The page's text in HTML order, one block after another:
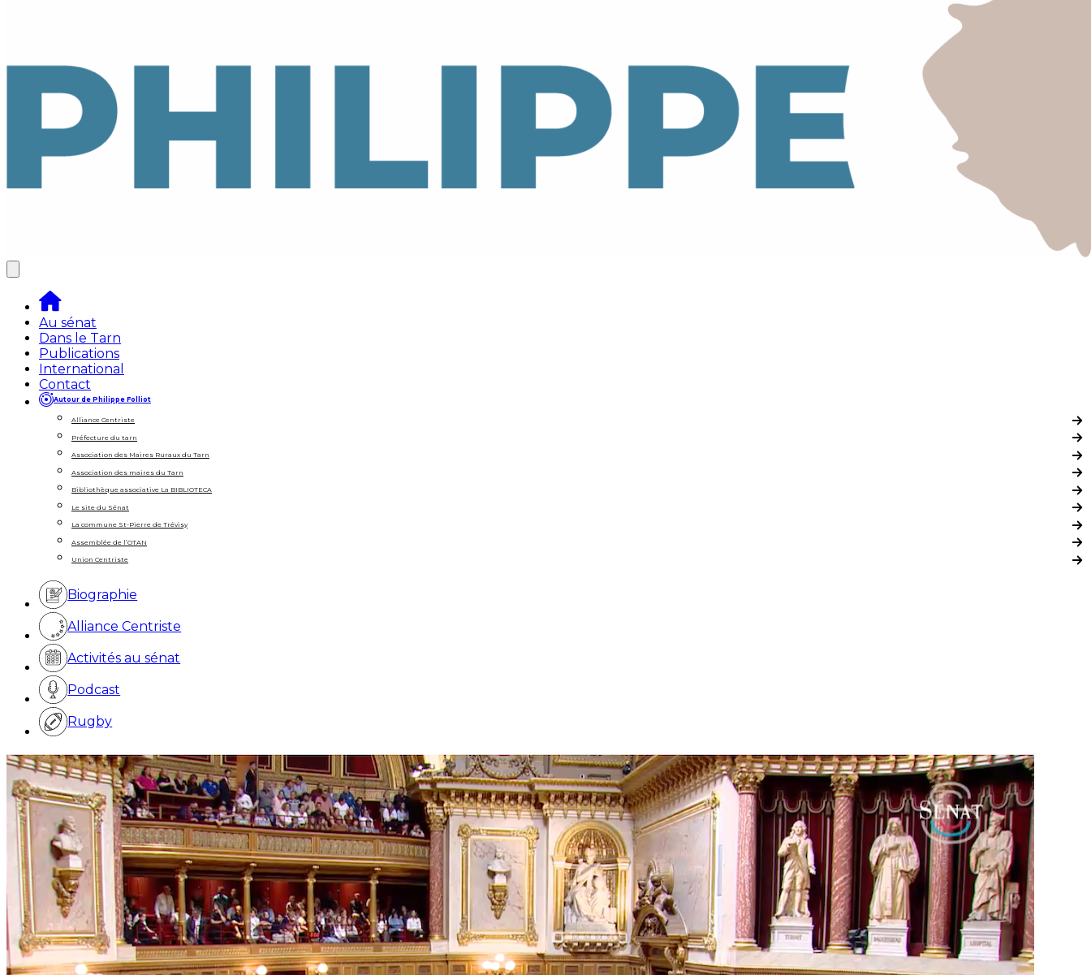
Au sénat
Dans le Tarn
Publications
International
Contact
Autour de Philippe Folliot
Alliance Centriste
Préfecture du tarn
Association des Maires Ruraux du Tarn
Association des maires du Tarn
Bibliothèque associative La BIBLIOTECA
Le site du Sénat
La commune St-Pierre de Trévisy
Assemblée de l’OTAN
Union Centriste
Biographie
Alliance Centriste
Activités au sénat
Podcast
Rugby